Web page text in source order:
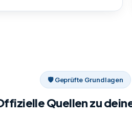
🛡 Geprüfte Grundlagen
Quellen zu